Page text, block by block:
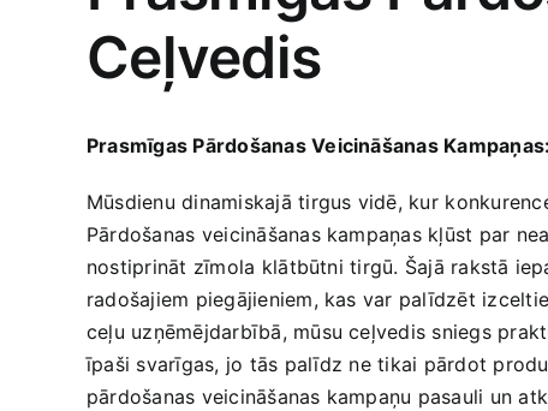
Ceļvedis
Prasmīgas Pārdošanas Veicināšanas
Mūsdienu dinamiskajā tirgus vidē, kur⁢
Pārdošanas ⁣veicināšanas kampaņas kļūst par
nostiprināt zīmola ⁢klātbūtni tirgū. Šajā rakstā‌
radošajiem piegājieniem, kas var palīdzēt
ceļu uzņēmējdarbībā, mūsu ceļvedis sniegs
īpaši svarīgas, jo ⁣tās palīdz ne tikai pārdot
pārdošanas veicināšanas kampaņu pasauli un